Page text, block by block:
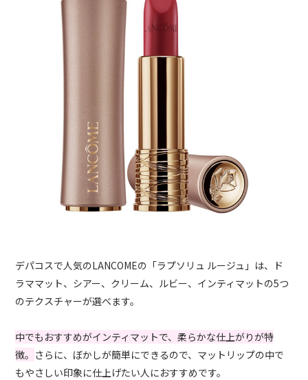
デパコスで人気のLANCOMEの「ラプソリュ ルージュ」は、ド
ラママット、シアー、クリーム、ルビー、インティマットの5つ
のテクスチャーが選べます。
中でもおすすめがインティマットで、柔らかな仕上がりが特
徴。 さらに、ぼかしが簡単にできるので、マットリップの中で
もやさしい印象に仕上げたい人におすすめです。